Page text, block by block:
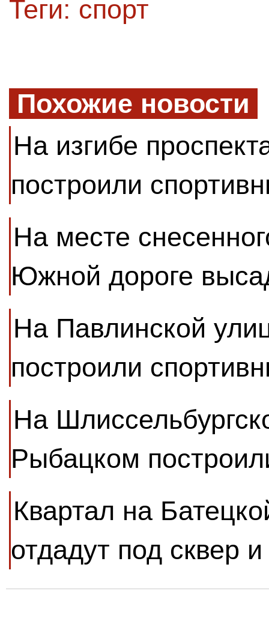
Теги: спорт
Похожие новости
На изгибе
построили
На месте
Южной дороге
На Павлинской
построили
На
Рыбацком
Квартал на
отдадут под сквер